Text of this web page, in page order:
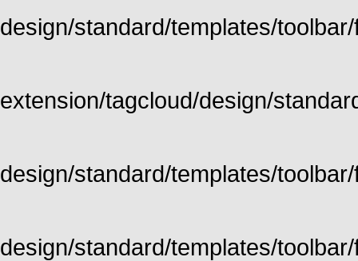
design/standard/templates/
extension/tagcloud/design/
design/standard/templates/
design/standard/templates/